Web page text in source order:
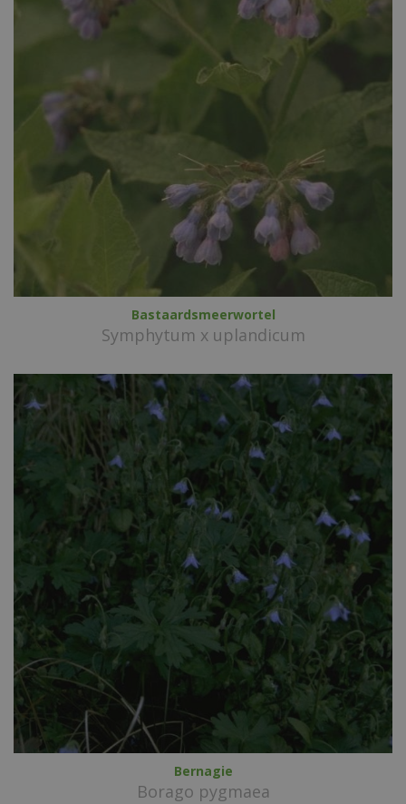
Bastaardsmeerwortel
Symphytum x uplandicum
Bernagie
Borago pygmaea